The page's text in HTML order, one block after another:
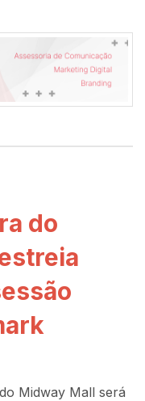
do
Midway Mall será